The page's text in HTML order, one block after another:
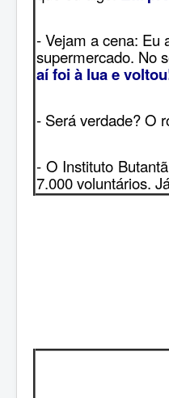
- Vejam a cena: Eu
supermercado. No
aí foi à lua e
- Será verdade? O
- O Instituto
7.000 voluntários.